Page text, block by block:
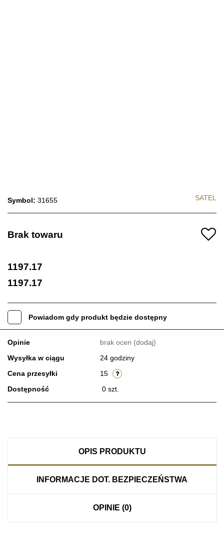
Symbol: 31655 SATEL
Brak towaru
1197.17
1197.17
Powiadom gdy produkt będzie dostępny
Opinie brak ocen (dodaj)
Wysyłka w ciągu
24 godziny
Cena przesyłki
15
Dostępność
0 szt.
OPIS PRODUKTU
INFORMACJE DOT. BEZPIECZEŃSTWA
OPINIE (0)